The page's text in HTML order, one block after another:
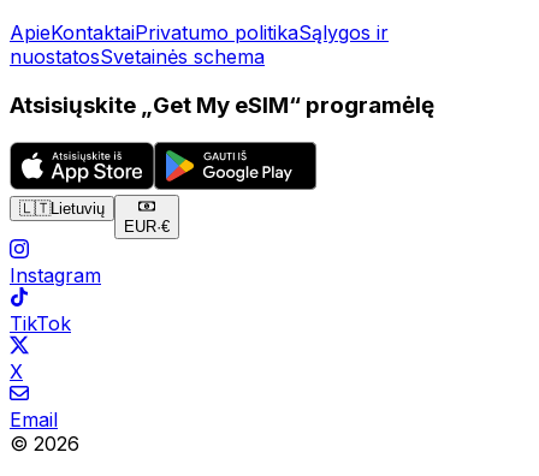
ApieKontaktaiPrivatumo politikaSąlygos ir
nuostatosSvetainės schema
Atsisiųskite „Get My eSIM“ programėlę
🇱🇹Lietuvių
EUR·€
Instagram
TikTok
X
Email
© 2026